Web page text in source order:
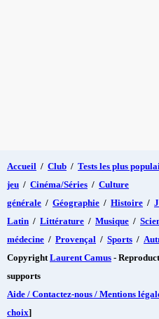
Accueil / Club / Tests les plus
jeu / Cinéma/Séries / Culture
générale / Géographie / Histoire /
Latin / Littérature / Musique /
médecine / Provençal / Sports /
Copyright Laurent Camus -
supports
Aide / Contactez-nous / Mentions
choix]